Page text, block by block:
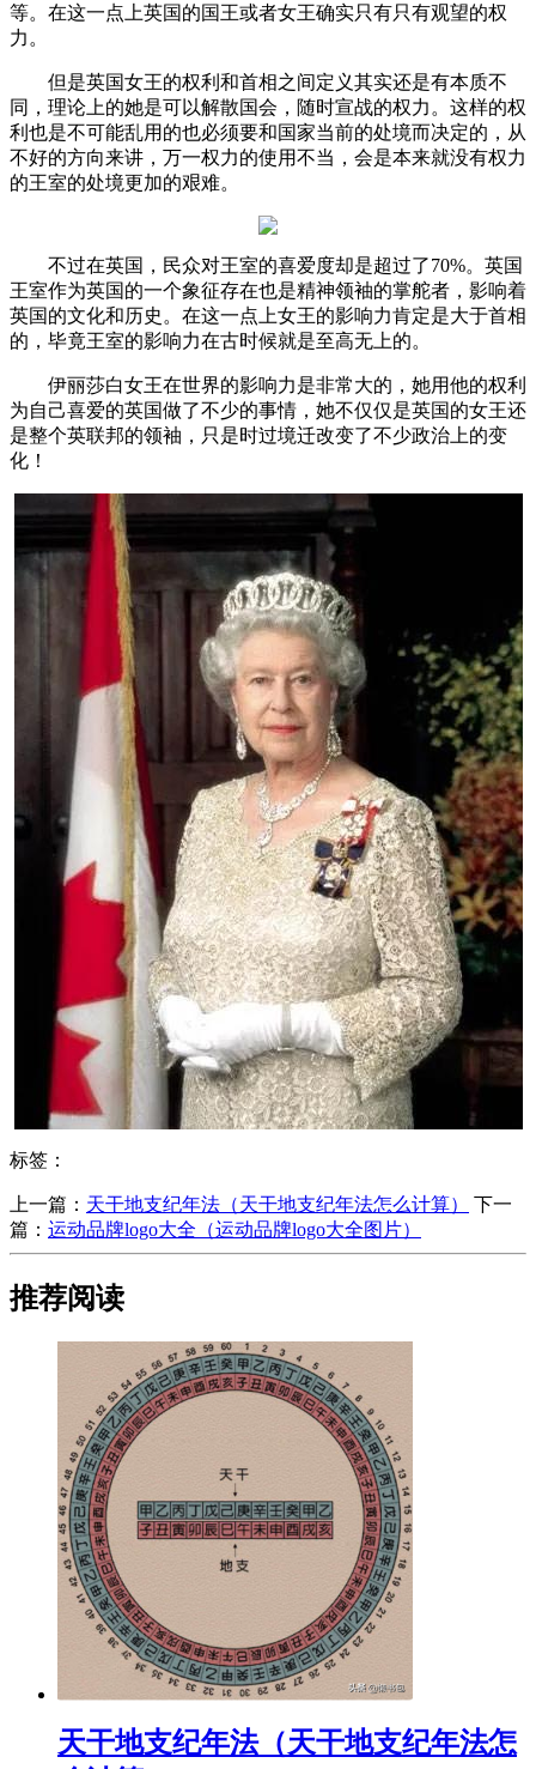
等。在这一点上英国的国王或者女王确实只有只有观望的权
力。
但是英国女王的权利和首相之间定义其实还是有本质不
同，理论上的她是可以解散国会，随时宣战的权力。这样的权
利也是不可能乱用的也必须要和国家当前的处境而决定的，从
不好的方向来讲，万一权力的使用不当，会是本来就没有权力
的王室的处境更加的艰难。
不过在英国，民众对王室的喜爱度却是超过了70%。英国
王室作为英国的一个象征存在也是精神领袖的掌舵者，影响着
英国的文化和历史。在这一点上女王的影响力肯定是大于首相
的，毕竟王室的影响力在古时候就是至高无上的。
伊丽莎白女王在世界的影响力是非常大的，她用他的权利
为自己喜爱的英国做了不少的事情，她不仅仅是英国的女王还
是整个英联邦的领袖，只是时过境迁改变了不少政治上的变
化！
标签：
上一篇： ​天干地支纪年法（天干地支纪年法怎么计算）
下一
篇： ​运动品牌logo大全（运动品牌logo大全图片）
推荐阅读
​天干地支纪年法（天干地支纪年法怎